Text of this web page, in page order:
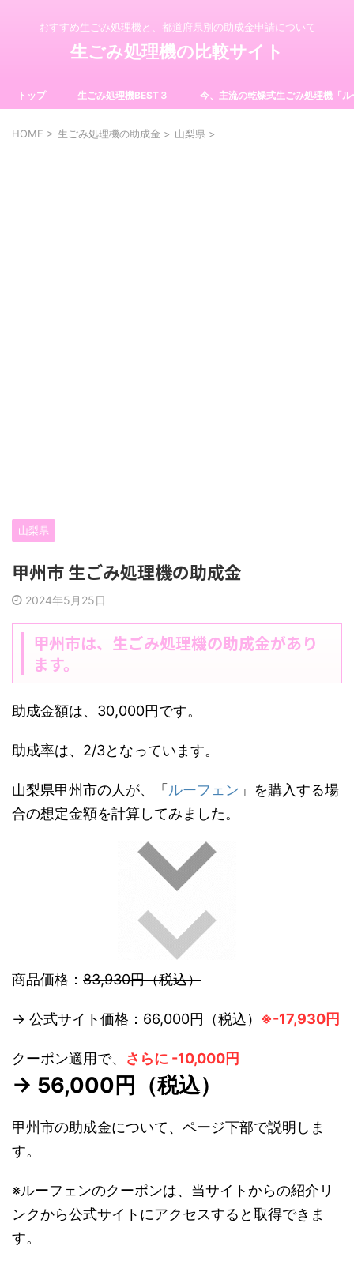
おすすめ生ごみ処理機と、都道府県別の助成金申請について
生ごみ処理機の比較サイト
トップ 生ごみ処理機BEST３ 今、主流の乾燥式生ごみ処理機「
HOME > 生ごみ処理機の助成金 > 山梨県 >
山梨県
甲州市 生ごみ処理機の助成金
2024年5月25日
甲州市は、生ごみ処理機の助成金があり
ます。
助成金額は、30,000円です。
助成率は、2/3となっています。
山梨県甲州市の人が、「 ルーフェン 」を購入する場
合の想定金額を計算してみました。
商品価格： 83,930円（税込）
→ 公式サイト価格：66,000円（税込） ※-17,930円
クーポン適用で、 さらに -10,000円
→ 56,000円（税込）
甲州市の助成金について、ページ下部で説明しま
す。
※ルーフェンのクーポンは、当サイトからの紹介リ
ンクから公式サイトにアクセスすると取得できま
す。